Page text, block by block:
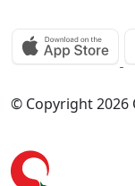
© Copyright 2026